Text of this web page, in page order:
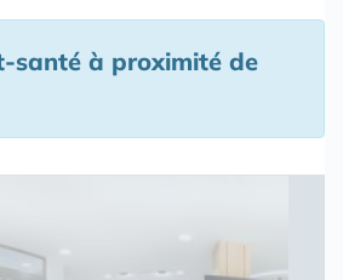
santé à proximité de